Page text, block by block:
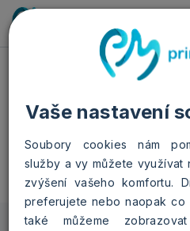
Vaše nastavení
Soubory cookies nám
služby a vy můžete využívat
zvýšení vašeho komfortu.
preferujete nebo naopak co
také můžeme
Fotoknihy Sešitová
Sešitová